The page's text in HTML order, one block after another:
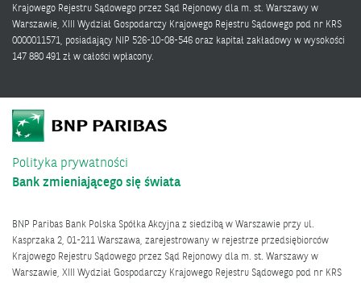
Krajowego Rejestru Sądowego przez Sąd Rejonowy dla m. st. Warszawy w
Warszawie, XIII Wydział Gospodarczy Krajowego Rejestru Sądowego pod nr KRS
0000011571, posiadający NIP 526-10-08-546 oraz kapitał zakładowy w wysokości
147 880 491 zł w całości wpłacony.
Polityka prywatności
Bank zmieniającego się świata
BNP Paribas Bank Polska Spółka Akcyjna z siedzibą w Warszawie przy ul.
Kasprzaka 2, 01-211 Warszawa, zarejestrowany w rejestrze przedsiębiorców
Krajowego Rejestru Sądowego przez Sąd Rejonowy dla m. st. Warszawy w
Warszawie, XIII Wydział Gospodarczy Krajowego Rejestru Sądowego pod nr KRS